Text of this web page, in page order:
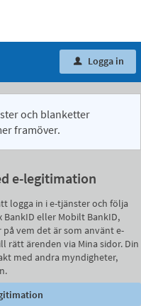
u Logga in
och blanketter
framöver.
e-legitimation
logga in i e-tjänster och följa
eller Mobilt BankID,
vem det är som använt e-
ärenden via Mina sidor. Din
med andra myndigheter,